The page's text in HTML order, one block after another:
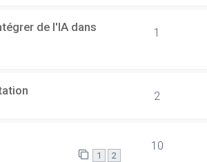
de l'IA dans
1
2
1 2
10